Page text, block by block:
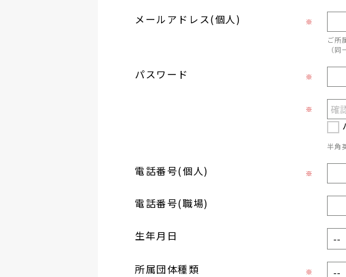
メールアドレス(個人)
※
ご所
（
パスワード ※
※
半角
電話番号(個人) ※
電話番号(職場)
生年月日
所属団体種類
※